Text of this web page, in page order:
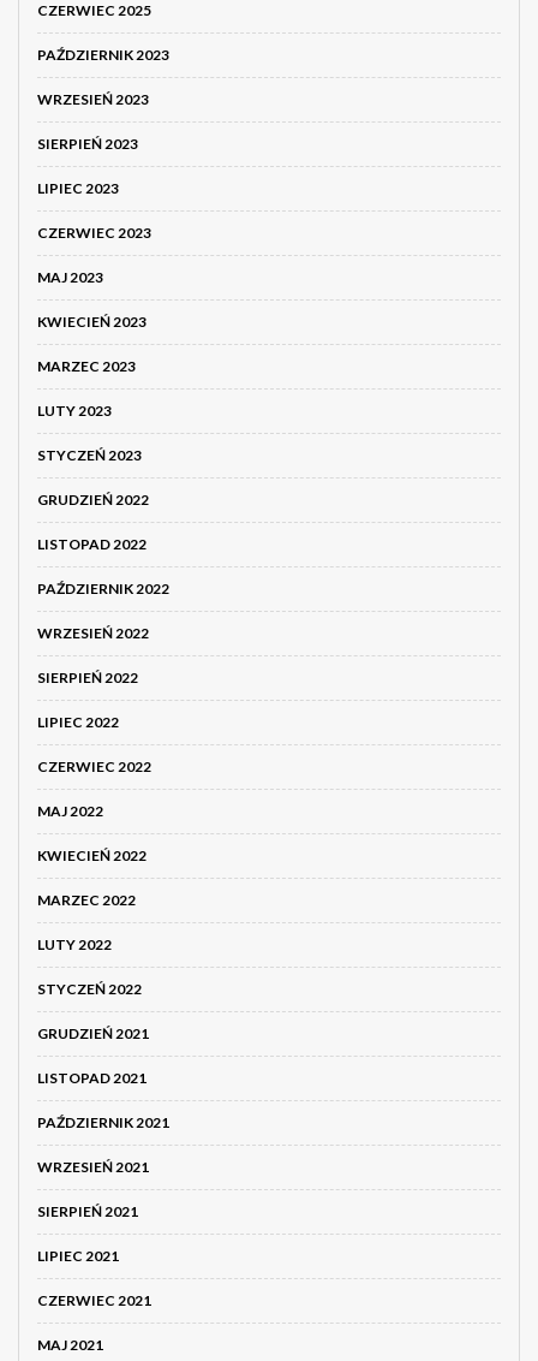
CZERWIEC 2025
PAŹDZIERNIK 2023
WRZESIEŃ 2023
SIERPIEŃ 2023
LIPIEC 2023
CZERWIEC 2023
MAJ 2023
KWIECIEŃ 2023
MARZEC 2023
LUTY 2023
STYCZEŃ 2023
GRUDZIEŃ 2022
LISTOPAD 2022
PAŹDZIERNIK 2022
WRZESIEŃ 2022
SIERPIEŃ 2022
LIPIEC 2022
CZERWIEC 2022
MAJ 2022
KWIECIEŃ 2022
MARZEC 2022
LUTY 2022
STYCZEŃ 2022
GRUDZIEŃ 2021
LISTOPAD 2021
PAŹDZIERNIK 2021
WRZESIEŃ 2021
SIERPIEŃ 2021
LIPIEC 2021
CZERWIEC 2021
MAJ 2021